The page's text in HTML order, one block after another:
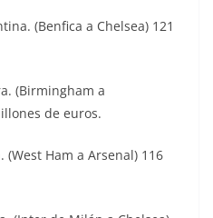
(Benfica a Chelsea) 121
(Birmingham a
de euros.
Ham a Arsenal) 116